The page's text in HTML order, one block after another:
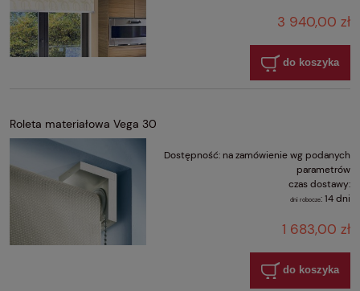
3 940,00 zł
do koszyka
Roleta materiałowa Vega 30
Dostępność: na zamówienie wg podanych
parametrów
czas dostawy:
dni robocze:14 dni
1 683,00 zł
do koszyka